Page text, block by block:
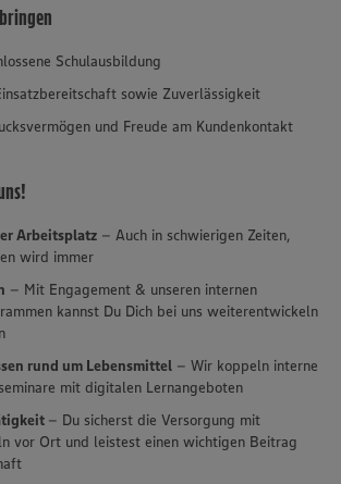
Schulausbildung
sowie Zuverlässigkeit
und Freude am Kundenkontakt
Arbeitsplatz – Auch in schwierigen Zeiten,
wird immer
– Mit Engagement & unseren internen
kannst Du Dich bei uns weiterentwickeln
rund um Lebensmittel – Wir koppeln interne
mit digitalen Lernangeboten
– Du sicherst die Versorgung mit
vor Ort und leistest einen wichtigen Beitrag